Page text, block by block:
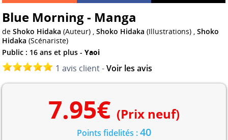
Blue Morning - Manga
deShoko Hidaka (Auteur) ,Shoko Hidaka (Illustrations) ,Shoko
Hidaka (Scénariste)
Public : 16 ans et plus -Yaoi
1 avis client -Voir les avis
7.95€ (Prix neuf)
Points fidelités :40